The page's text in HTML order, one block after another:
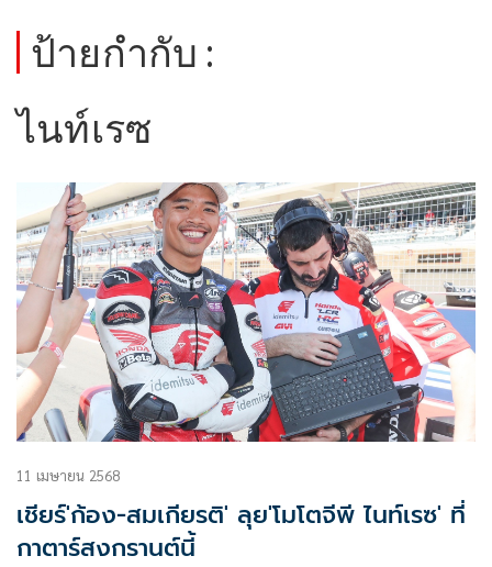
ป้ายกำกับ :
ไนท์เรซ
11 เมษายน 2568
เชียร์'ก้อง-สมเกียรติ' ลุย'โมโตจีพี ไนท์เรซ' ที่
กาตาร์สงกรานต์นี้